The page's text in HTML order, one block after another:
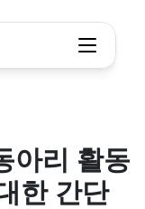
아리 활동
한 간단